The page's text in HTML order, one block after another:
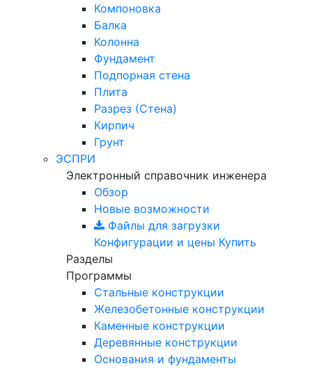
Компоновка
Балка
Колонна
Фундамент
Подпорная стена
Плита
Разрез (Стена)
Кирпич
Грунт
ЭСПРИ
Электронный справочник инженера
Обзор
Новые возможности
Файлы для загрузки
Конфигурации и цены Купить
Разделы
Программы
Стальные конструкции
Железобетонные конструкции
Каменные конструкции
Деревянные конструкции
Основания и фундаменты